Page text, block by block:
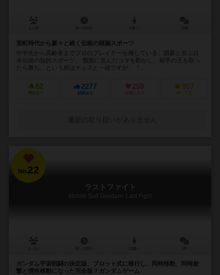
室町時代から脈々と続く伝統の頭脳スポーツ
中学生から高齢者までプロのプレイヤーを擁している、囲碁と並ぶ日
本伝統の知的スポーツ。 盤面に並んだコマを動かし、相手の王を取っ
たら勝ち。という所はチェスと一緒ですが、『...
62
興味あり
2277
経験あり
259
お気に入り
957
持ってる
No.22
ラストファイト
Mobile Suit Gundam: Last Fight
ガンダム宇宙戦闘の決定版、プロット式に移行し、同時移動、同時射
撃と慣性移動になった完全版？ガンダムゲーム